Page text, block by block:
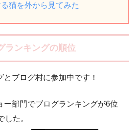
猫を外から見てみた
ランキングの順位
ブログ村に参加中です！
ー部門でブログランキングが6位
した。